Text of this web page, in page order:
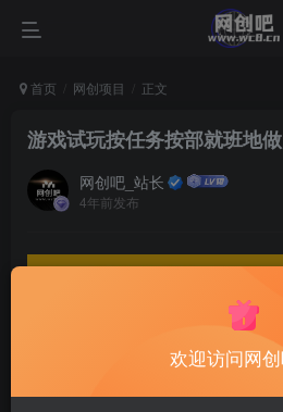
首页 网创项目 正文
游戏试玩按任务按部就班地
网创吧_站长
4年前发布
欢迎访问网